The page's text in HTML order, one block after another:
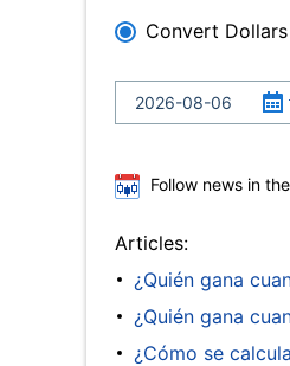
Convert
Follow news in the
Articles:
¿Quién gana
¿Quién gana
¿Cómo se